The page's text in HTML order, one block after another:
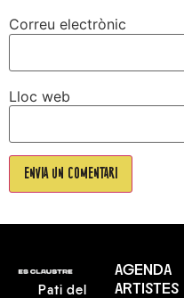
Correu electrònic
Lloc web
Pati del
AGENDA
ARTISTES